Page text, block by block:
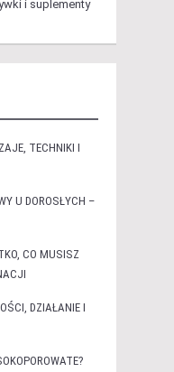
i suplementy
TECHNIKI I
U DOROSŁYCH –
CO MUSISZ
DZIAŁANIE I